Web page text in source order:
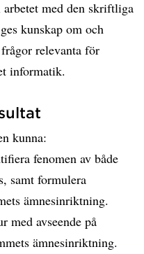
med den skriftliga
kunskap om och
relevanta för
informatik.
kunna:
fenomen av både
samt formulera
ämnesinriktning.
med avseende på
ämnesinriktning.